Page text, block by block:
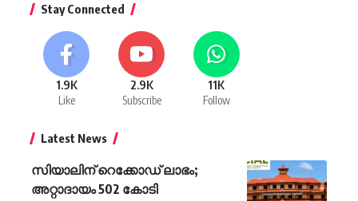
Stay Connected
1.9K
Like
2.9K
Subscribe
11K
Follow
Latest News
സിയാലിന് റെക്കോഡ് ലാഭം;
അറ്റാദായം 502 കോടി